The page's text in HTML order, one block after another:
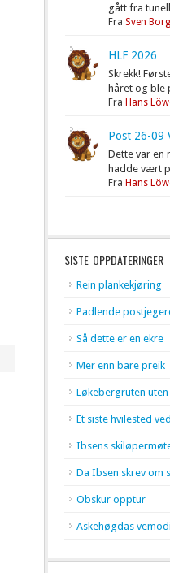
gått fra
Fra Sven
HLF 2026
Skrekk!
håret og ble
Fra Hans
Post 26-09
Dette var en
hadde vært
Fra Hans
SISTE OPPDATERINGER
Rein plankekjøring
Padlende
Så dette er en ekre
Mer enn bare preik
Løkebergruten uten
Et siste hvilested
Ibsens
Da Ibsen skrev om
Obskur opptur
Askehøgdas